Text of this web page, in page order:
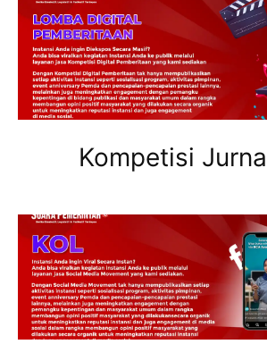
Kompetisi